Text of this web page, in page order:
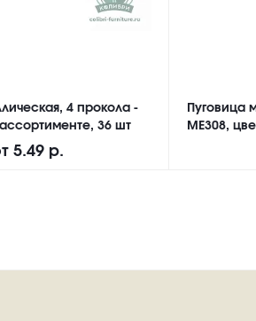
4 прокола -
ассортименте, 36 шт
5.49 р.
Пуговица
ME308,